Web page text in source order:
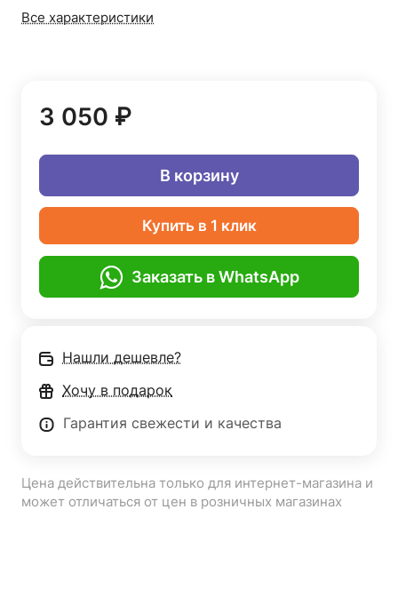
Все характеристики
3 050 ₽
В корзину
Купить в 1 клик
Заказать в WhatsApp
Нашли дешевле?
Хочу в подарок
Гарантия свежести и качества
Цена действительна только для интернет-магазина и
может отличаться от цен в розничных магазинах